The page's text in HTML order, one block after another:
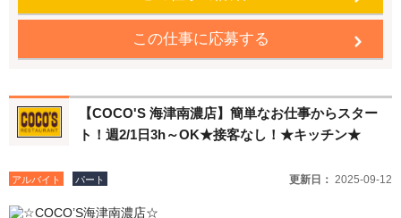
この仕事に応募する
【COCO'S 海津南濃店】簡単なお仕事からスター
ト！週2/1日3h～OK★接客なし！★キッチン★
アルバイト パート 更新日： 2025-09-12